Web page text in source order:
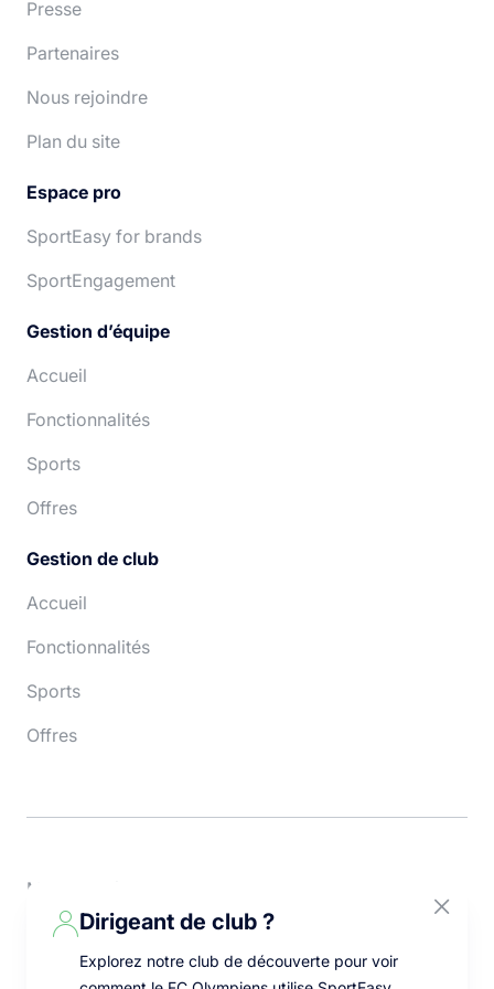
Presse
Partenaires
Nous rejoindre
Plan du site
Espace pro
SportEasy for brands
SportEngagement
Gestion d’équipe
Accueil
Fonctionnalités
Sports
Offres
Gestion de club
Accueil
Fonctionnalités
Sports
Offres
Mentions légales
CGU
Protection des données
Dirigeant de club ?
Explorez notre club de découverte pour voir